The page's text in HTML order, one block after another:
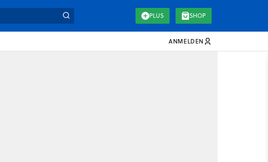
PLUS SHOP
ANMELDEN